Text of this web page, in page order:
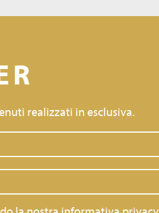
realizzati in esclusiva.